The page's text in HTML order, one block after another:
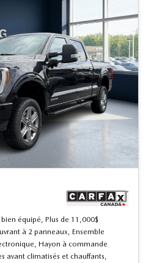
équipé, Plus de 11,000$
à 2 panneaux, Ensemble
Hayon à commande
avant climatisés et chauffants,